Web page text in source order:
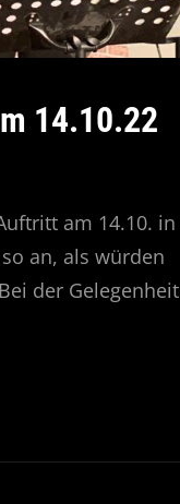
14.10.22
am 14.10. in
an, als würden
der Gelegenheit